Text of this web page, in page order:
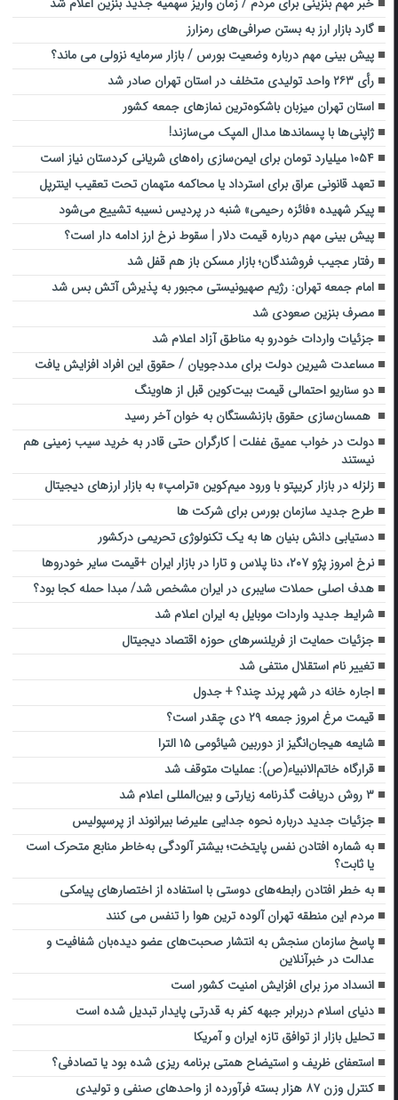
گارد بازار ارز به بستن صرافی‌های رمزارز
پیش بینی مهم درباره وضعیت بورس / بازار سرمایه نزولی می ماند؟
رأی ۲۶۳ واحد تولیدی متخلف در استان تهران صادر شد
استان تهران میزبان باشکوه‌ترین نمازهای جمعه کشور
ژاپنی‌ها با پسماندها مدال المپک می‌سازند!
۱۰۵۴ میلیارد تومان برای ایمن‌سازی راه‌های شریانی کردستان نیاز است
تعهد قانونی عراق برای استرداد یا محاکمه متهمان تحت تعقیب اینترپل
پیکر شهیده «فائزه رحیمی» شنبه در پردیس نسیبه تشییع می‌شود
پیش بینی مهم درباره قیمت دلار | سقوط نرخ ارز ادامه دار است؟
رفتار عجیب فروشندگان؛ بازار مسکن باز هم قفل شد
امام جمعه تهران: رژیم صهیونیستی مجبور به پذیرش آتش بس شد
مصرف بنزین صعودی شد
جزئیات واردات خودرو به مناطق آزاد اعلام شد
مساعدت شیرین دولت برای مددجویان / حقوق این افراد افزایش یافت
دو سناریو احتمالی قیمت بیت‌کوین قبل از هاوینگ
همسان‌سازی حقوق بازنشستگان به خوان آخر رسید
دولت در خواب عمیق غفلت | کارگران حتی قادر به خرید سیب‌ زمینی هم
نیستند
زلزله در بازار کریپتو با ورود میم‌کوین «ترامپ» به بازار ارزهای دیجیتال
طرح جدید سازمان بورس برای شرکت ها
دستیابی دانش بنیان ها به یک تکنولوژی تحریمی درکشور
نرخ امروز پژو ۲۰۷، دنا پلاس و تارا در بازار ایران +قیمت سایر خودروها
هدف اصلی حملات سایبری در ایران مشخص شد/ مبدا حمله کجا بود؟
شرایط جدید واردات موبایل به ایران اعلام شد
جزئیات حمایت از فریلنسرهای حوزه اقتصاد دیجیتال
تغییر نام استقلال منتفی شد
اجاره خانه در شهر پرند چند؟ + جدول
قیمت مرغ امروز جمعه ۲۹ دی چقدر است؟
شایعه هیجان‌انگیز از دوربین شیائومی ۱۵ الترا
قرارگاه خاتم‌الانبیاء(ص): عملیات متوقف شد
۳ روش دریافت گذرنامه زیارتی و بین‌المللی اعلام شد
جزئیات جدید درباره نحوه جدایی علیرضا بیرانوند از پرسپولیس
به شماره افتادن نفس پایتخت؛ بیشتر آلودگی به‌خاطر منابع متحرک است
یا ثابت؟
به خطر افتادن رابطه‌های دوستی با استفاده از اختصارهای پیامکی
مردم این منطقه تهران آلوده ترین هوا را تنفس می کنند
پاسخ سازمان سنجش به انتشار صحبت‌های عضو دیده‌بان شفافیت و
عدالت در خبرآنلاین
انسداد مرز برای افزایش امنیت کشور است
دنیای اسلام دربرابر جبهه کفر به قدرتی پایدار تبدیل شده است
تحلیل بازار از توافق تازه ایران و آمریکا
استعفای ظریف و استیضاح همتی برنامه ریزی شده بود یا تصادفی؟
کنترل وزن ۸۷ هزار بسته فرآورده از واحدهای صنفی و تولیدی